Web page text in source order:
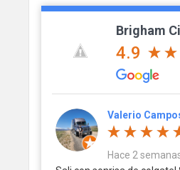
Brigham
4.9
Valerio
Hace 2